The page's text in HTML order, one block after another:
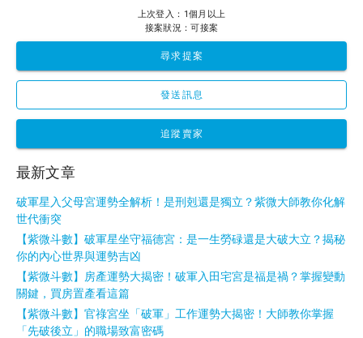
上次登入：1個月以上
接案狀況：可接案
尋求提案
發送訊息
追蹤賣家
最新文章
破軍星入父母宮運勢全解析！是刑剋還是獨立？紫微大師教你化解
世代衝突
【紫微斗數】破軍星坐守福德宮：是一生勞碌還是大破大立？揭秘
你的內心世界與運勢吉凶
【紫微斗數】房產運勢大揭密！破軍入田宅宮是福是禍？掌握變動
關鍵，買房置產看這篇
【紫微斗數】官祿宮坐「破軍」工作運勢大揭密！大師教你掌握
「先破後立」的職場致富密碼